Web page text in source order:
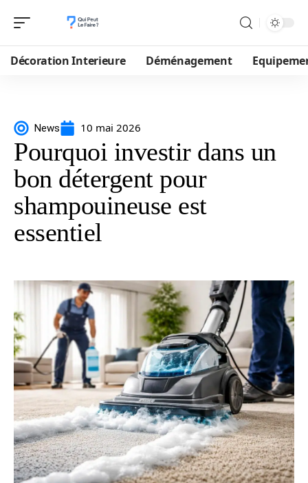
Décoration Interieure Déménagement
News 10 mai 2026
Pourquoi investir dans un
bon détergent pour
shampouineuse est
essentiel